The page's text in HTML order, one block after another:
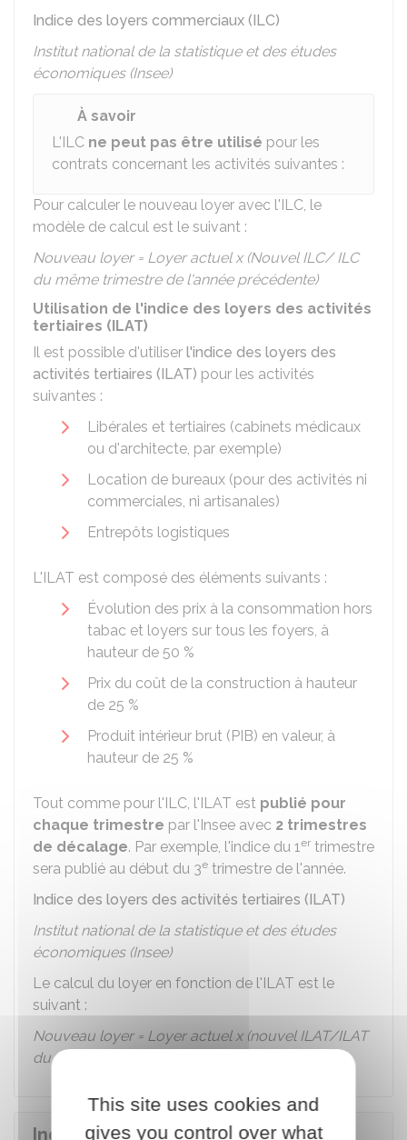
Indice des loyers commerciaux (ILC)
Institut national de la statistique et des études
économiques (Insee)
À savoir
L'ILC ne peut pas être utilisé pour les
contrats concernant les activités suivantes :
Pour calculer le nouveau loyer avec l'ILC, le
modèle de calcul est le suivant :
Nouveau loyer = Loyer actuel x (Nouvel ILC/ ILC
du même trimestre de l'année précédente)
Utilisation de l'indice des loyers des activités
tertiaires (ILAT)
Il est possible d'utiliser l'indice des loyers des
activités tertiaires (ILAT) pour les activités
suivantes :
Libérales et tertiaires (cabinets médicaux
ou d'architecte, par exemple)
Location de bureaux (pour des activités ni
commerciales, ni artisanales)
Entrepôts logistiques
L'ILAT est composé des éléments suivants :
Évolution des prix à la consommation hors
tabac et loyers sur tous les foyers, à
hauteur de 50 %
Prix du coût de la construction à hauteur
de 25 %
Produit intérieur brut (PIB) en valeur, à
hauteur de 25 %
Tout comme pour l'ILC, l'ILAT est publié pour
chaque trimestre par l'Insee avec 2 trimestres
de décalage. Par exemple, l'indice du 1er trimestre
sera publié au début du 3e trimestre de l'année.
Indice des loyers des activités tertiaires (ILAT)
Institut national de la statistique et des études
économiques (Insee)
Le calcul du loyer en fonction de l'ILAT est le
suivant :
Nouveau loyer = Loyer actuel x (nouvel ILAT/ILAT
du même trimestre de l'année précédente)
Indices de référence du loyer d'un
This site uses cookies and
gives you control over what